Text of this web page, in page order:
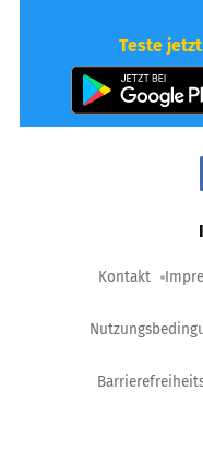
Teste
Kontakt